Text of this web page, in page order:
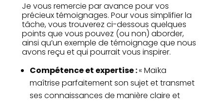
Je vous remercie par avance pour vos
précieux témoignages. Pour vous simplifier la
tâche, vous trouverez ci-dessous quelques
points que vous pouvez (ou non) aborder,
ainsi qu’un exemple de témoignage que nous
avons reçu et qui pourrait vous inspirer.
Compétence et expertise :« Maïka
maîtrise parfaitement son sujet et transmet
ses connaissances de manière claire et